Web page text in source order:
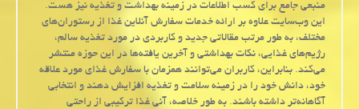
منبعی جامع برای کسب اطلاعات در زمینه بهداشت و تغذیه نیز هست.
این وب‌سایت علاوه بر ارائه خدمات سفارش آنلاین غذا از رستوران‌های
مختلف، به طور مرتب مقالاتی جدید و کاربردی در مورد تغذیه سالم،
رژیم‌های غذایی، نکات بهداشتی و آخرین یافته‌ها در این حوزه منتشر
می‌کند. بنابراین، کاربران می‌توانند همزمان با سفارش غذای مورد علاقه
خود، دانش خود را در زمینه سلامت و تغذیه افزایش دهند و انتخابی
آگاهانه‌تر داشته باشند. به طور خلاصه، آنی غذا ترکیبی از راحتی